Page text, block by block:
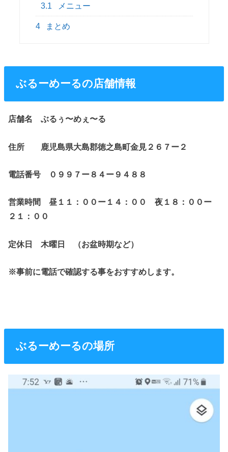
3.1 メニュー
4 まとめ
ぶるーめーるの店舗情報
店舗名 ぶるぅ〜めぇ〜る
住所 鹿児島県大島郡徳之島町金見２６７ー２
電話番号 ０９９７ー８４ー９４８８
営業時間 昼１１：００ー１４：００ 夜１８：００ー
２１：００
定休日 木曜日 （お盆時期など）
※事前に電話で確認する事をおすすめします。
ぶるーめーるの場所